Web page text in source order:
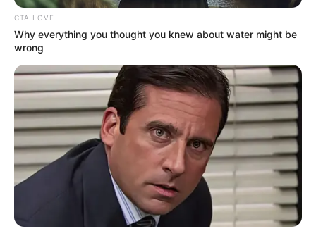
Week-End: 6 – 2 – 13 – 4 – 10 – 5 – 8 – 12
Week-End-Turf.com: 12 – 5 – 13 – 6 – 11 – 14 – 4 – 2
CTA LOVE
Why everything you thought you knew about water might be
wrong